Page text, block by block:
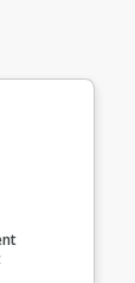
advertising and
services